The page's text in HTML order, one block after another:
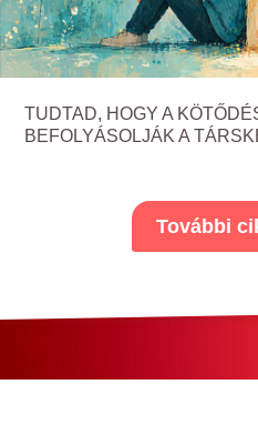
TUDTAD, HOGY A
BEFOLYÁSOLJÁK A
További